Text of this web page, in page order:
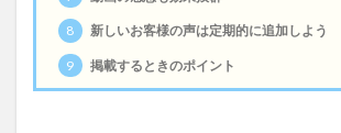
8 新しいお客様の声は定期的に追加しよう
9 掲載するときのポイント